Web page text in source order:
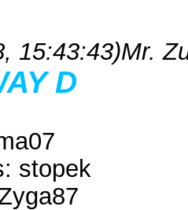
15:43:43)Mr.
D
stopek